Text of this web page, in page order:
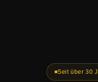
Seit über 30